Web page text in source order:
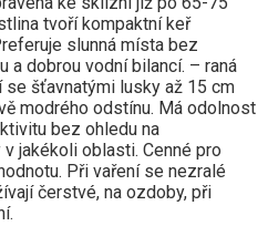
tvoří kompaktní keř
slunná místa bez
a dobrou vodní bilancí. – raná
šťavnatými lusky až 15 cm
modrého odstínu. Má odolnost
bez ohledu na
jakékoli oblasti. Cenné pro
Při vaření se nezralé
čerstvé, na ozdoby, při